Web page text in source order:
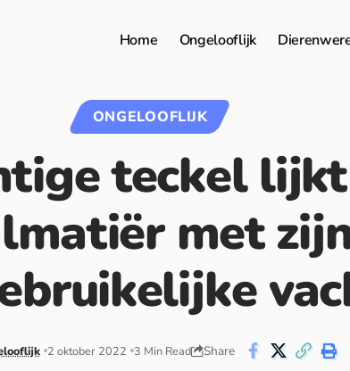
Home Ongelooflijk
ONGELOOFLIJK
teckel
met
2 oktober 2022 3 Min Read Share